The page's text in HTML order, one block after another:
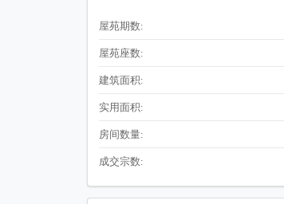
屋苑期数:
屋苑座数:
建筑面积:
实用面积:
房间数量:
成交宗数: